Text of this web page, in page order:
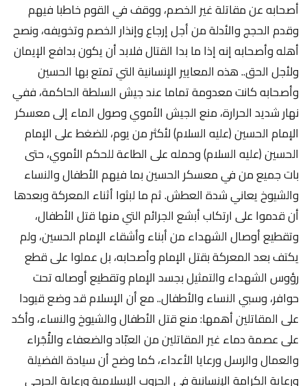
أصحابه عن مقاتلة غير الخصم، ووقف في القوم خاطبا فيهم
وقدم الحجج والأدلة من أجل إرجاع وإنذار الخصم وتخويفه، ونصح
أهله وأصحابه إنه إذا ما بدا القتال فلابد أن يكون بدافع الإيمان
ولأجل الحق.. هذه المعايير الإنسانية التي تمتع بها الحسين
وأصحابه كانت معدومة تماما عند جيش السلطة الحاكمة، ففي
نهار شديد الحرارة، منع الجيش الأموي وصول الماء إلى معسكر
الإمام الحسين (عليه السلام) لأكثر من يوم، للضغط على الإمام
الحسين (عليه السلام) وحمله على الطاعة للحكم الأموي، حتى
بات جميع من في معسكر الحسين بما فيهم الأطفال والنساء
والشيوخ يعاني شدة العطش. ثم ما لبثوا أثناء المعركة وبعدها
أن قدموا على ارتكاب أبشع الجرائم التي منها قتل الأطفال،
وتقطيع أوصال الشهداء من أبناء وأشقاء الإمام الحسين، ولم
يكتف بعد المعركة بقتل الإمام وأصحابه، بل عملوا على قطع
رؤوس الشهداء والتمثيل بجسد الإمام وتقطيع أوصاله تحت
حوافر، وسبي النساء والأطفال.. مع أن الإسلام قد وضع قيودا
على المقاتلين أهمها: منع قتل الأطفال والشيوخ والنساء، وأكد
على عصمة دماء غير المقاتلين من العبّاد والضعفاء والأُجَراء
والعمال والرسل ورعايا الأعداء، كما وضح أن سيادة الفضيلة
ورعاية الكرامة الإنسانية في الحروب الإسلامية ورعاية الجرحى